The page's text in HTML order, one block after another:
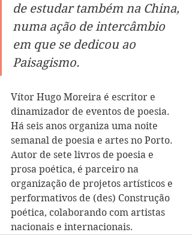
de estudar também na China,
numa ação de intercâmbio
em que se dedicou ao
Paisagismo.
Vítor Hugo Moreira é escritor e
dinamizador de eventos de poesia.
Há seis anos organiza uma noite
semanal de poesia e artes no Porto.
Autor de sete livros de poesia e
prosa poética, é parceiro na
organização de projetos artísticos e
performativos de (des) Construção
poética, colaborando com artistas
nacionais e internacionais.